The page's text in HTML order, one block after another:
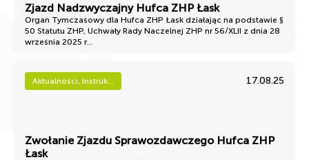
Zjazd Nadzwyczajny Hufca ZHP Łask
Organ Tymczasowy dla Hufca ZHP Łask działając na podstawie §
50 Statutu ZHP, Uchwały Rady Naczelnej ZHP nr 56/XLII z dnia 28
września 2025 r...
Aktualności, Instruk... 17.08.25
Zwołanie Zjazdu Sprawozdawczego Hufca ZHP
Łask